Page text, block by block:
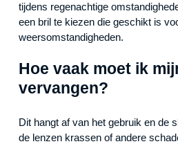
tijdens regenachtige
een bril te kiezen die geschikt is
weersomstandigheden.
Hoe vaak moet ik
vervangen?
Dit hangt af van het gebruik en de
de lenzen krassen of andere